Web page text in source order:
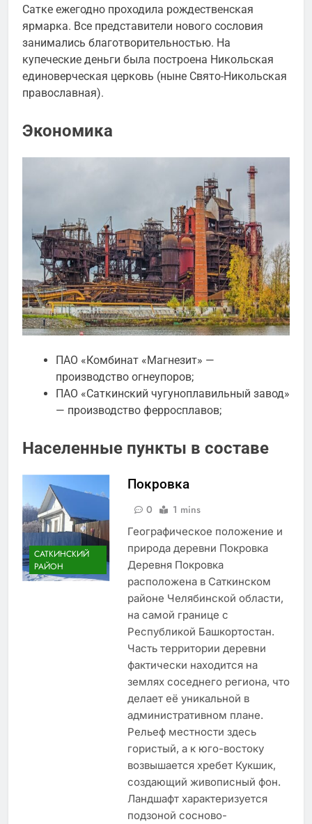
Сатке ежегодно проходила рождественская
ярмарка. Все представители нового сословия
занимались благотворительностью. На
купеческие деньги была построена Никольская
единоверческая церковь (ныне Свято-Никольская
православная).
Экономика
ПАО «Комбинат «Магнезит» —
производство огнеупоров;
ПАО «Саткинский чугуноплавильный завод»
— производство ферросплавов;
Населенные пункты в составе
САТКИНСКИЙ
РАЙОН
Покровка
0 1 mins
Географическое положение и
природа деревни Покровка
Деревня Покровка
расположена в Саткинском
районе Челябинской области,
на самой границе с
Республикой Башкортостан.
Часть территории деревни
фактически находится на
землях соседнего региона, что
делает её уникальной в
административном плане.
Рельеф местности здесь
гористый, а к юго-востоку
возвышается хребет Кукшик,
создающий живописный фон.
Ландшафт характеризуется
подзоной сосново-